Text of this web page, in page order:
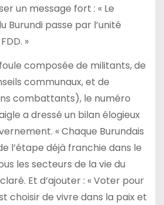
un message fort : « Le
Burundi passe par l’unité
»
composée de militants, de
communaux, et de
combattants), le numéro
a dressé un bilan élogieux
« Chaque Burundais
l’étape déjà franchie dans le
les secteurs de la vie du
Et d’ajouter : « Voter pour
choisir de vivre dans la paix et